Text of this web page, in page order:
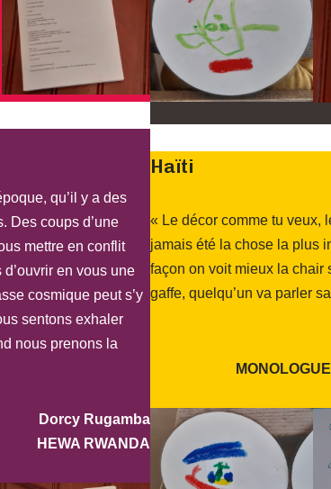
qu’il y a des
Des coups d’une
mettre en conflit
en vous une
cosmique peut s’y
sentons exhaler
nous prenons la
Dorcy Rugamba
HEWA RWANDA
Haïti
« Le décor comme tu veux,
jamais été la chose la plus
façon on voit mieux la chair
gaffe, quelqu’un va parler